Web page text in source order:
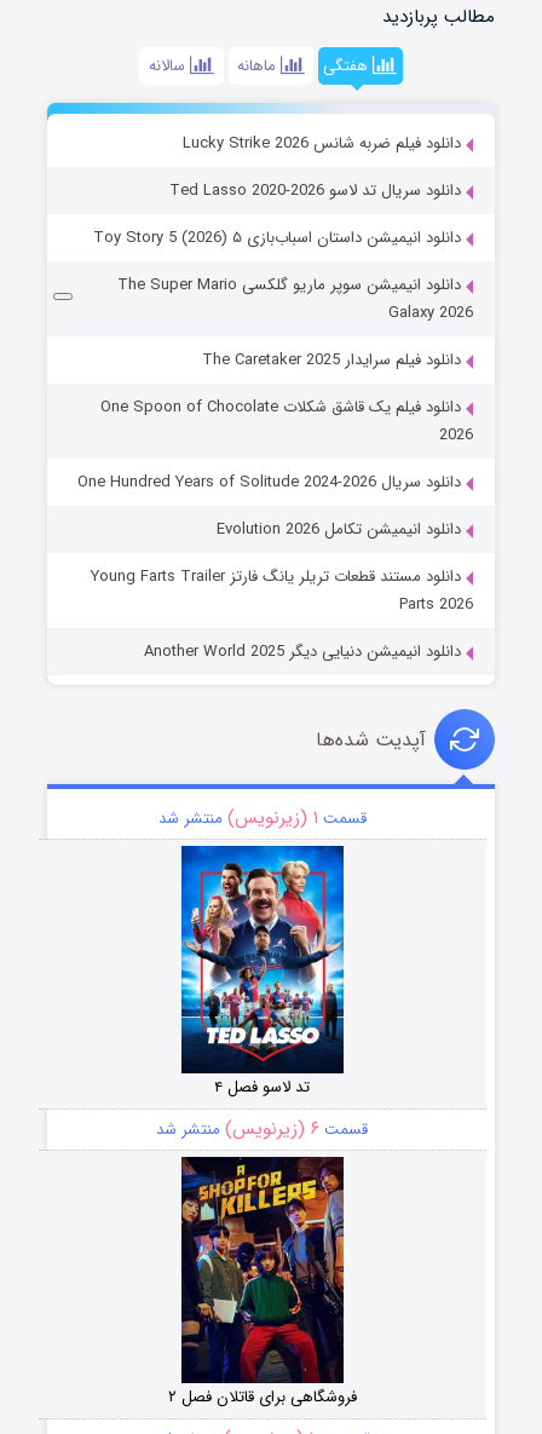
مطالب پربازدید
هفتگی ماهانه سالانه
دانلود فیلم ضربه شانس Lucky Strike 2026
دانلود سریال تد لاسو Ted Lasso 2020-2026
دانلود انیمیشن داستان اسباب‌بازی ۵ Toy Story 5 (2026)
دانلود انیمیشن سوپر ماریو گلکسی The Super Mario
Galaxy 2026
دانلود فیلم سرایدار The Caretaker 2025
دانلود فیلم یک قاشق شکلات One Spoon of Chocolate
2026
دانلود سریال One Hundred Years of Solitude 2024-2026
دانلود انیمیشن تکامل Evolution 2026
دانلود مستند قطعات تریلر یانگ فارتز Young Farts Trailer
Parts 2026
دانلود انیمیشن دنیایی دیگر Another World 2025
آپدیت شده‌ها
قسمت ۱ (زیرنویس) منتشر شد
تد لاسو فصل ۴
قسمت ۶ (زیرنویس) منتشر شد
فروشگاهی برای قاتلان فصل ۲